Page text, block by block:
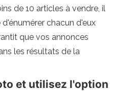
de 10 articles à vendre, il
chacun d'eux
que vos annonces
les résultats de la
et utilisez l'option